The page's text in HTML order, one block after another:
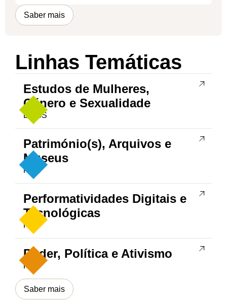
Saber mais
Linhas Temáticas
Estudos de Mulheres,
Género e Sexualidade
EMGS
Património(s), Arquivos e
Museus
PAM
Performatividades Digitais e
Tecnológicas
PDT
Poder, Política e Ativismo
PPA
Saber mais